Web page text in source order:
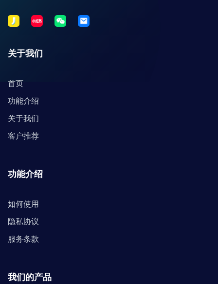
关于我们
首页
功能介绍
关于我们
客户推荐
功能介绍
如何使用
隐私协议
服务条款
我们的产品